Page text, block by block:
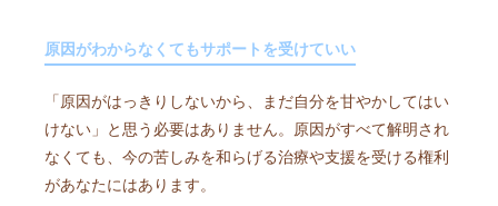
原因がわからなくてもサポートを受けていい
「原因がはっきりしないから、まだ自分を甘やかしてはい
けない」と思う必要はありません。原因がすべて解明され
なくても、今の苦しみを和らげる治療や支援を受ける権利
があなたにはあります。